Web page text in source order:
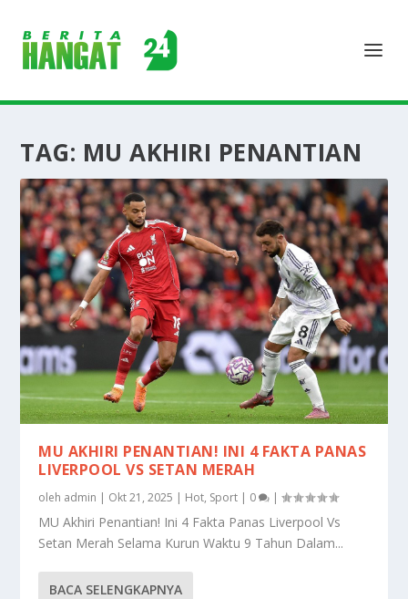
TAG: MU AKHIRI PENANTIAN
MU AKHIRI PENANTIAN! INI 4 FAKTA PANAS
LIVERPOOL VS SETAN MERAH
oleh admin | Okt 21, 2025 | Hot, Sport | 0 |
MU Akhiri Penantian! Ini 4 Fakta Panas Liverpool Vs
Setan Merah Selama Kurun Waktu 9 Tahun Dalam...
BACA SELENGKAPNYA